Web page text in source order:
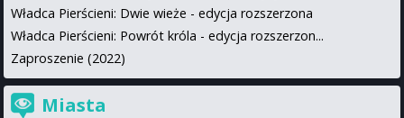
Władca Pierścieni: Dwie wieże - edycja rozszerzona
Władca Pierścieni: Powrót króla - edycja rozszerzon...
Zaproszenie (2022)
Miasta